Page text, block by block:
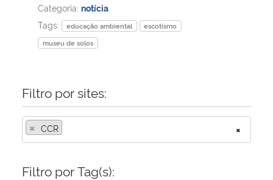
Categoria: notícia
Tags:
educação ambiental
escotismo
museu de solos
Filtro por sites:
×
× CCR
Filtro por Tag(s):